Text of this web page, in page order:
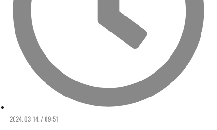
2024. 03. 14. / 09:51